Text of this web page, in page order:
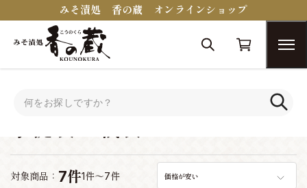
みそ漬処 香の蔵 オンラインショップ
対象商品： 7件1件～7件 価格が安い